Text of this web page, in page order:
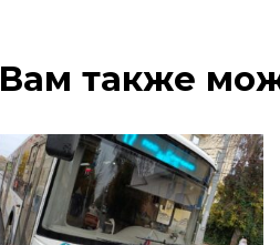
Вам также